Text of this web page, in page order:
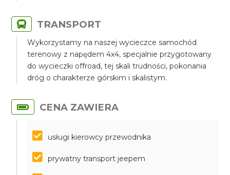
TRANSPORT
Wykorzystamy na naszej wycieczce samochód
terenowy z napędem 4x4, specjalnie przygotowany
do wycieczki offroad, tej skali trudności, pokonania
dróg o charakterze górskim i skalistym.
CENA ZAWIERA
usługi kierowcy przewodnika
prywatny transport jeepem